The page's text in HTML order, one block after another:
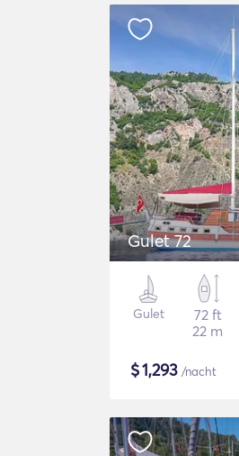
Gulet 72
Gulet
72 ft
22 m
$1,293 /nacht